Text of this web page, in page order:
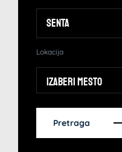
Lokacija
Izaberi mesto
Pretraga